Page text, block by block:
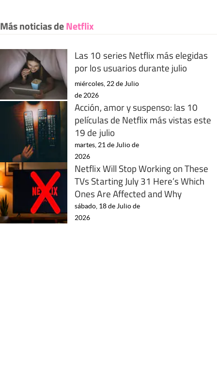
Más noticias deNetflix
Las 10 series Netflix más elegidas
por los usuarios durante julio
miércoles, 22 de Julio
de 2026
Acción, amor y suspenso: las 10
películas de Netflix más vistas este
19 de julio
martes, 21 de Julio de
2026
Netflix Will Stop Working on These
TVs Starting July 31 Here’s Which
Ones Are Affected and Why
sábado, 18 de Julio de
2026